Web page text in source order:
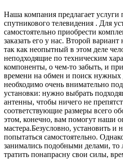
Наша компания предлагает услуги
спутникового телевидения . Для
самостоятельно приобрести
заказать его у нас. Второй
так как неопытный в этом деле
неподходящие по техническим
компоненты, о чем-то забыть, и
времени на обмен и поиск нужных
необходимо очень внимательно
установки: нужно выбрать
антенны, чтобы ничего не
соответствующие размеры всего
этом, конечно, вам помогут наши
мастера.Безусловно, установить и
попытаться самостоятельно.
занимались подобными делами, то
тратить понапрасну свои силы,